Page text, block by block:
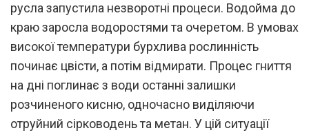
русла запустила незворотні процеси. Водойма до
краю заросла водоростями та очеретом. В умовах
високої температури бурхлива рослинність
починає цвісти, а потім відмирати. Процес гниття
на дні поглинає з води останні залишки
розчиненого кисню, одночасно виділяючи
отруйний сірководень та метан. У цій ситуації